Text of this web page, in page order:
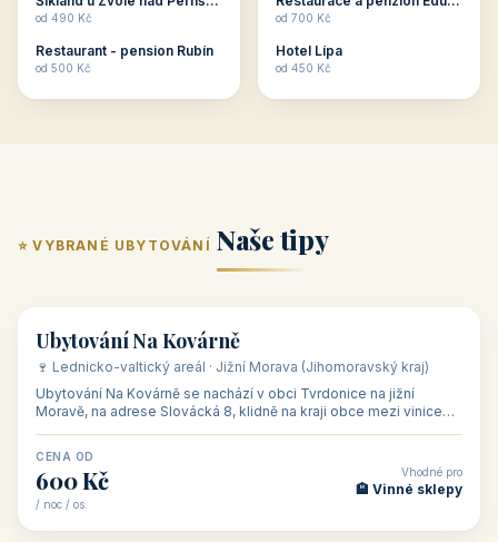
Budete překva...
od 490 Kč
Restaurant - pension Rubín
od 500 Kč
ob...
od 700 Kč
Hotel Lípa
od 450 Kč
⭐ VYBRANÉ UBYTOVÁNÍ Naše tipy
🏡 penzion
Ubytování Na Kovárně
🍷 Lednicko-valtický areál · Jižní Morava (Jihomoravský kraj)
Ubytování Na Kovárně se nachází v obci Tvrdonice na jižní
Moravě, na adrese Slovácká 8, klidně na kraji obce mezi vinicemi,
CENA OD
600 Kč
/ noc / os.
Vhodné pro
🏨 Vinné sklepy